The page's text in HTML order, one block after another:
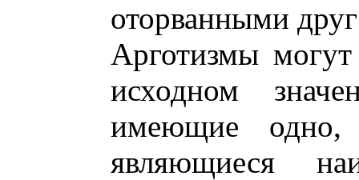
оторванными
Арготизмы
исходном
имеющие
являющиеся